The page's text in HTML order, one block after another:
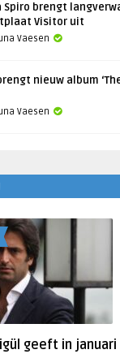
Spiro brengt
Visitor uit
Vaesen
nieuw album
Vaesen
geeft in januari